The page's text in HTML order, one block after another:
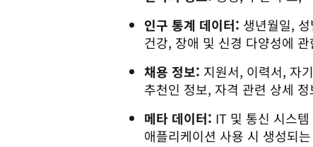
인구 통계 데이터: 생년월일,
건강, 장애 및 신경 다양성에
채용 정보: 지원서, 이력서, 자
추천인 정보, 자격 관련 상세
메타 데이터: IT 및 통신 시스
애플리케이션 사용 시 생성되